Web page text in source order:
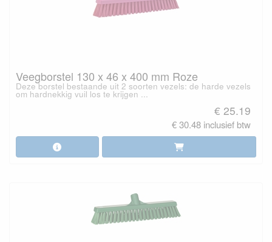
Veegborstel 130 x 46 x 400 mm Roze
Deze borstel bestaande uit 2 soorten vezels: de harde vezels
om hardnekkig vuil los te krijgen ...
€ 25.19
€ 30.48 inclusief btw